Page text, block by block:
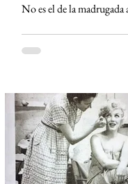
No es el de la madrugada
que queda cuando un
en Lerdo de Tejada,
Ingenio San Pedro,
corazón económico de
anunció su cierre
económicamente inviable.
frase empresarial hay una